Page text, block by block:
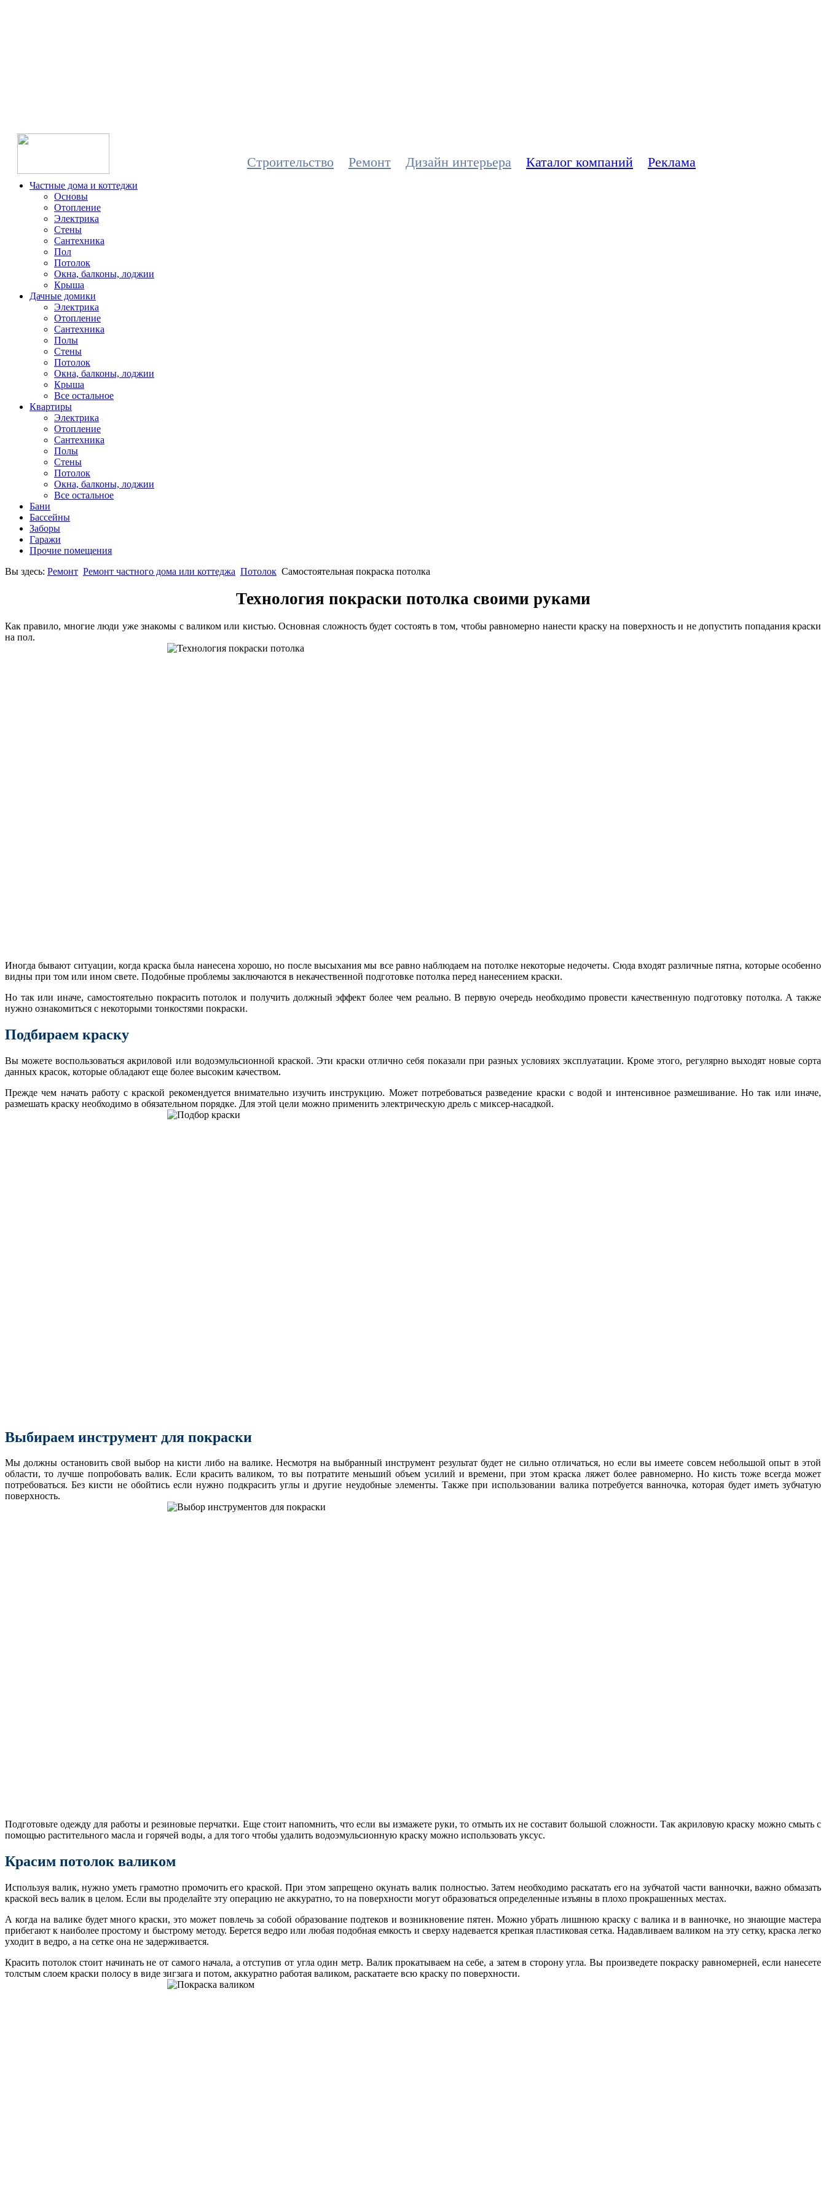
Строительство Ремонт Дизайн интерьера Каталог компаний Реклама
Частные дома и коттеджи
Основы
Отопление
Электрика
Стены
Сантехника
Пол
Потолок
Окна, балконы, лоджии
Крыша
Дачные домики
Электрика
Отопление
Сантехника
Полы
Стены
Потолок
Окна, балконы, лоджии
Крыша
Все остальное
Квартиры
Электрика
Отопление
Сантехника
Полы
Стены
Потолок
Окна, балконы, лоджии
Все остальное
Бани
Бассейны
Заборы
Гаражи
Прочие помещения
Вы здесь: Ремонт Ремонт частного дома или коттеджа Потолок Самостоятельная покраска потолка
Технология покраски потолка своими руками
Как правило, многие люди уже знакомы с валиком или кистью. Основная сложность будет состоять в том, чтобы равномерно нанести краску на поверхность и не допустить попадания краски
на пол.
Иногда бывают ситуации, когда краска была нанесена хорошо, но после высыхания мы все равно наблюдаем на потолке некоторые недочеты. Сюда входят различные пятна, которые особенно
видны при том или ином свете. Подобные проблемы заключаются в некачественной подготовке потолка перед нанесением краски.
Но так или иначе, самостоятельно покрасить потолок и получить должный эффект более чем реально. В первую очередь необходимо провести качественную подготовку потолка. А также
нужно ознакомиться с некоторыми тонкостями покраски.
Подбираем краску
Вы можете воспользоваться акриловой или водоэмульсионной краской. Эти краски отлично себя показали при разных условиях эксплуатации. Кроме этого, регулярно выходят новые сорта
данных красок, которые обладают еще более высоким качеством.
Прежде чем начать работу с краской рекомендуется внимательно изучить инструкцию. Может потребоваться разведение краски с водой и интенсивное размешивание. Но так или иначе,
размешать краску необходимо в обязательном порядке. Для этой цели можно применить электрическую дрель с миксер-насадкой.
Выбираем инструмент для покраски
Мы должны остановить свой выбор на кисти либо на валике. Несмотря на выбранный инструмент результат будет не сильно отличаться, но если вы имеете совсем небольшой опыт в этой
области, то лучше попробовать валик. Если красить валиком, то вы потратите меньший объем усилий и времени, при этом краска ляжет более равномерно. Но кисть тоже всегда может
потребоваться. Без кисти не обойтись если нужно подкрасить углы и другие неудобные элементы. Также при использовании валика потребуется ванночка, которая будет иметь зубчатую
поверхность.
Подготовьте одежду для работы и резиновые перчатки. Еще стоит напомнить, что если вы измажете руки, то отмыть их не составит большой сложности. Так акриловую краску можно смыть с
помощью растительного масла и горячей воды, а для того чтобы удалить водоэмульсионную краску можно использовать уксус.
Красим потолок валиком
Используя валик, нужно уметь грамотно промочить его краской. При этом запрещено окунать валик полностью. Затем необходимо раскатать его на зубчатой части ванночки, важно обмазать
краской весь валик в целом. Если вы проделайте эту операцию не аккуратно, то на поверхности могут образоваться определенные изъяны в плохо прокрашенных местах.
А когда на валике будет много краски, это может повлечь за собой образование подтеков и возникновение пятен. Можно убрать лишнюю краску с валика и в ванночке, но знающие мастера
прибегают к наиболее простому и быстрому методу. Берется ведро или любая подобная емкость и сверху надевается крепкая пластиковая сетка. Надавливаем валиком на эту сетку, краска легко
уходит в ведро, а на сетке она не задерживается.
Красить потолок стоит начинать не от самого начала, а отступив от угла один метр. Валик прокатываем на себе, а затем в сторону угла. Вы произведете покраску равномерней, если нанесете
толстым слоем краски полосу в виде зигзага и потом, аккуратно работая валиком, раскатаете всю краску по поверхности.